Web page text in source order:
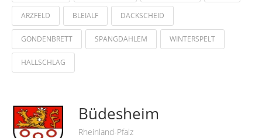
ARZFELD BLEIALF DACKSCHEID
GONDENBRETT SPANGDAHLEM WINTERSPELT
HALLSCHLAG
Büdesheim
Rheinland-Pfalz